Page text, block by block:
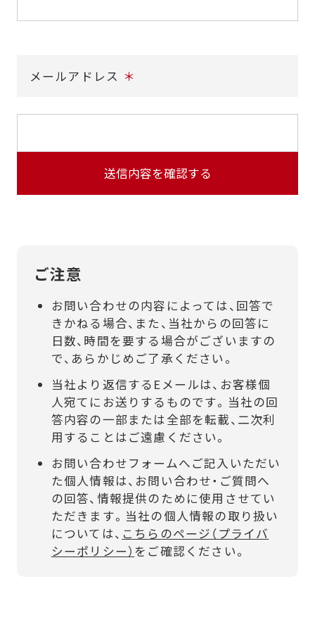
メールアドレス ＊
ご注意
お問い合わせの内容によっては、回答で
きかねる場合、また、当社からの回答に
日数、時間を要する場合がございますの
で、あらかじめご了承ください。
当社より返信するEメールは、お客様個
人宛てにお送りするものです。当社の回
答内容の一部または全部を転載、二次利
用することはご遠慮ください。
お問い合わせフォームへご記入いただい
た個人情報は、お問い合わせ・ご質問へ
の回答、情報提供のために使用させてい
ただきます。当社の個人情報の取り扱い
については、 こちらのページ（プライバ
シーポリシー） をご確認ください。